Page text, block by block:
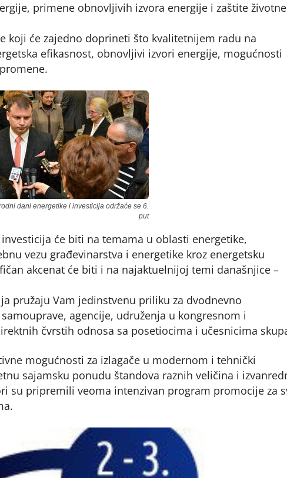
primene obnovljivih izvora energije i zaštite životne
koji će zajedno doprineti što kvalitetnijem radu na
efikasnost, obnovljivi izvori energije, mogućnosti
dani energetike i investicija održaće se 6.
put
će biti na temama u oblasti energetike,
vezu građevinarstva i energetike kroz energetsku
akcenat će biti i na najaktuelnijoj temi današnjice –
pružaju Vam jedinstvenu priliku za dvodnevno
agencije, udruženja u kongresnom i
čvrstih odnosa sa posetiocima i učesnicima
mogućnosti za izlagače u modernom i tehnički
sajamsku ponudu štandova raznih veličina i
su pripremili veoma intenzivan program promocije za